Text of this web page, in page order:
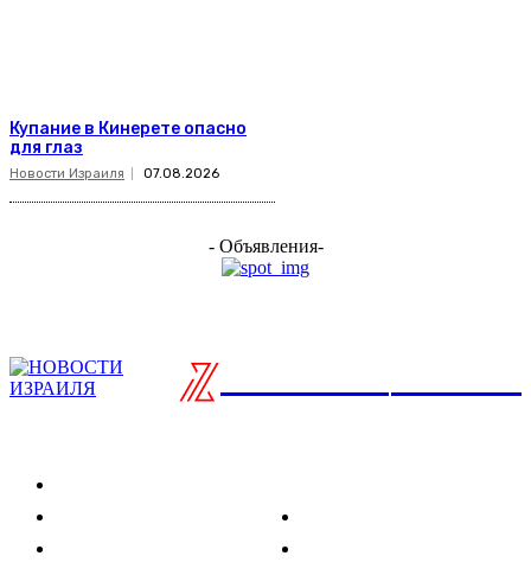
Купание в Кинерете опасно
для глаз
Новости Израиля 07.08.2026
- Объявления-